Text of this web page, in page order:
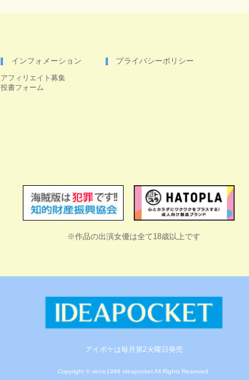
インフォメーション
アフィリエイト募集
投書フォーム
プライバシーポリシー
※作品の出演女優は全て18歳以上です
アイポケは毎月第2火曜日発売
Copyright © since1998 ideapocket All Rights Reserved.